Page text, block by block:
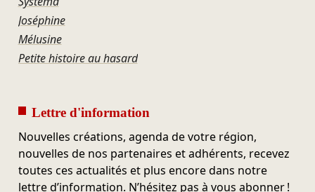
Joséphine
Mélusine
Petite histoire au hasard
Lettre d'information
Nouvelles créations, agenda de votre région,
nouvelles de nos partenaires et adhérents, recevez
toutes ces actualités et plus encore dans notre
lettre d’information. N’hésitez pas à vous abonner !